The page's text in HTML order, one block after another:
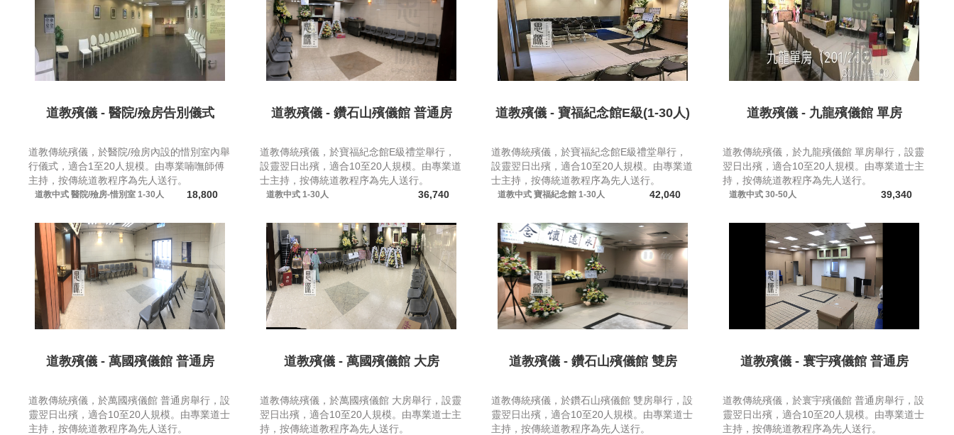
道教殯儀 - 醫院/殮房告別儀式
道教傳統殯儀，於醫院/殮房內設的惜別室內舉
行儀式，適合1至20人規模。由專業喃嘸師傅
主持，按傳統道教程序為先人送行。
道教中式 醫院/殮房-惜別室 1-30人 18,800
道教殯儀 - 鑽石山殯儀館 普通房
道教傳統殯儀，於寶福紀念館E級禮堂舉行，
設靈翌日出殯，適合10至20人規模。由專業道
士主持，按傳統道教程序為先人送行。
道教中式 1-30人 36,740
道教殯儀 - 寶福紀念館E級(1-30人)
道教傳統殯儀，於寶福紀念館E級禮堂舉行，
設靈翌日出殯，適合10至20人規模。由專業道
士主持，按傳統道教程序為先人送行。
道教中式 寶福紀念館 1-30人 42,040
道教殯儀 - 九龍殯儀館 單房
道教傳統殯儀，於九龍殯儀館 單房舉行，設靈
翌日出殯，適合10至20人規模。由專業道士主
持，按傳統道教程序為先人送行。
道教中式 30-50人 39,340
道教殯儀 - 萬國殯儀館 普通房
道教傳統殯儀，於萬國殯儀館 普通房舉行，設
靈翌日出殯，適合10至20人規模。由專業道士
主持，按傳統道教程序為先人送行。
道教殯儀 - 萬國殯儀館 大房
道教傳統殯儀，於萬國殯儀館 大房舉行，設靈
翌日出殯，適合10至20人規模。由專業道士主
持，按傳統道教程序為先人送行。
道教殯儀 - 鑽石山殯儀館 雙房
道教傳統殯儀，於鑽石山殯儀館 雙房舉行，設
靈翌日出殯，適合10至20人規模。由專業道士
主持，按傳統道教程序為先人送行。
道教殯儀 - 寰宇殯儀館 普通房
道教傳統殯儀，於寰宇殯儀館 普通房舉行，設
靈翌日出殯，適合10至20人規模。由專業道士
主持，按傳統道教程序為先人送行。